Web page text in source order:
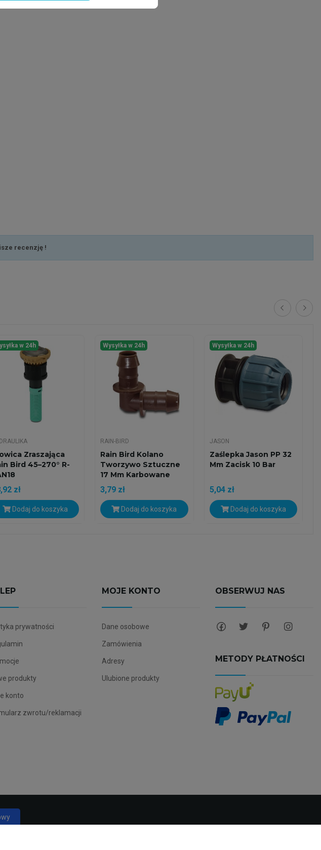
recenzję !
w 24h
Zraszająca
Bird 45–270° R-
zł
Dodaj do koszyka
Wysyłka w 24h
RAIN-BIRD
Rain Bird Kolano
Tworzywo Sztuczne
17 Mm Karbowane
3,5bar...
3,79 zł
Dodaj do koszyka
Wysyłka w 24h
JASON
Zaślepka Jason PP 32
Mm Zacisk 10 Bar
5,04 zł
Dodaj do koszyka
prywatności
produkty
konto
zwrotu/reklamacji
MOJE KONTO
Dane osobowe
Zamówienia
Adresy
Ulubione produkty
OBSERWUJ NAS
METODY PŁATNOŚCI